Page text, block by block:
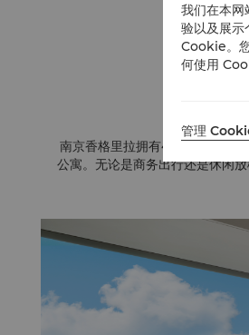
南京香格里拉拥有450间宽敞明
公寓。无论是商务出行还是休闲
我们在本
验以及展示
Cookie。
何使用
管理